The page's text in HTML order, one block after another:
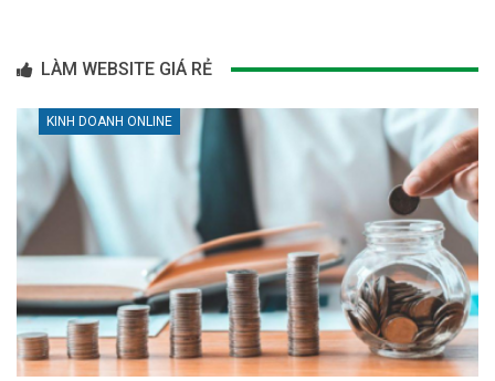
LÀM WEBSITE GIÁ RẺ
KINH DOANH ONLINE